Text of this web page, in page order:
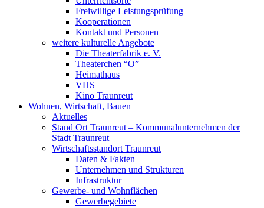
Freiwillige Leistungsprüfung
Kooperationen
Kontakt und Personen
weitere kulturelle Angebote
Die Theaterfabrik e. V.
Theaterchen “O”
Heimathaus
VHS
Kino Traunreut
Wohnen, Wirtschaft, Bauen
Aktuelles
Stand Ort Traunreut – Kommunalunternehmen der
Stadt Traunreut
Wirtschaftsstandort Traunreut
Daten & Fakten
Unternehmen und Strukturen
Infrastruktur
Gewerbe- und Wohnflächen
Gewerbegebiete